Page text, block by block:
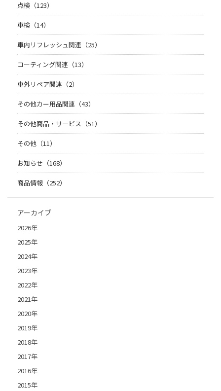
点検（123）
車検（14）
車内リフレッシュ関連（25）
コーティング関連（13）
車外リペア関連（2）
その他カー用品関連（43）
その他商品・サービス（51）
その他（11）
お知らせ（168）
商品情報（252）
アーカイブ
2026年
2025年
2024年
2023年
2022年
2021年
2020年
2019年
2018年
2017年
2016年
2015年